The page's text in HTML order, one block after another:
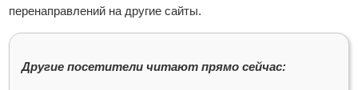
перенаправлений на другие сайты.
Другие посетители читают прямо сейчас: